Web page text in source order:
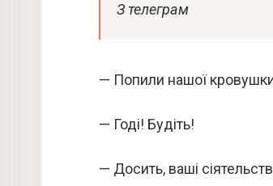
З телеграм
— Попили нашої
— Годі! Будіть!
— Досить, ваші